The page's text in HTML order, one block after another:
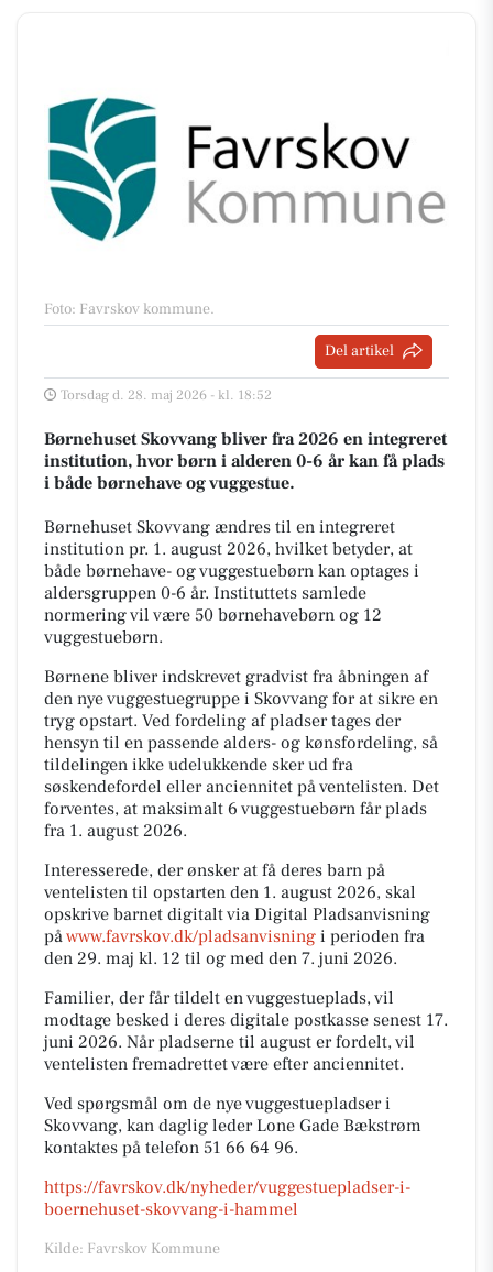
Foto: Favrskov kommune.
Del artikel
Torsdag d. 28. maj 2026 - kl. 18:52
Børnehuset Skovvang bliver fra 2026 en integreret
institution, hvor børn i alderen 0-6 år kan få plads
i både børnehave og vuggestue.
Børnehuset Skovvang ændres til en integreret
institution pr. 1. august 2026, hvilket betyder, at
både børnehave- og vuggestuebørn kan optages i
aldersgruppen 0-6 år. Instituttets samlede
normering vil være 50 børnehavebørn og 12
vuggestuebørn.
Børnene bliver indskrevet gradvist fra åbningen af
den nye vuggestuegruppe i Skovvang for at sikre en
tryg opstart. Ved fordeling af pladser tages der
hensyn til en passende alders- og kønsfordeling, så
tildelingen ikke udelukkende sker ud fra
søskendefordel eller anciennitet på ventelisten. Det
forventes, at maksimalt 6 vuggestuebørn får plads
fra 1. august 2026.
Interesserede, der ønsker at få deres barn på
ventelisten til opstarten den 1. august 2026, skal
opskrive barnet digitalt via Digital Pladsanvisning
påwww.favrskov.dk/pladsanvisning i perioden fra
den 29. maj kl. 12 til og med den 7. juni 2026.
Familier, der får tildelt en vuggestueplads, vil
modtage besked i deres digitale postkasse senest 17.
juni 2026. Når pladserne til august er fordelt, vil
ventelisten fremadrettet være efter anciennitet.
Ved spørgsmål om de nye vuggestuepladser i
Skovvang, kan daglig leder Lone Gade Bækstrøm
kontaktes på telefon 51 66 64 96.
https://favrskov.dk/nyheder/vuggestuepladser-i-
boernehuset-skovvang-i-hammel
Kilde: Favrskov Kommune